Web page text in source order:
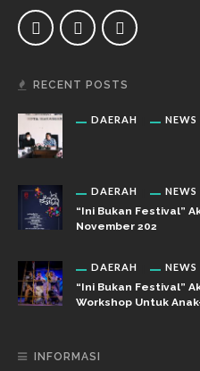
RECENT POSTS
DAERAH NEWS
DAERAH NEWS
“Ini Bukan Festival”
November 202
DAERAH NEWS
“Ini Bukan Festival”
Workshop Untuk
INFORMASI